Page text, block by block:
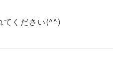
てください(^^)